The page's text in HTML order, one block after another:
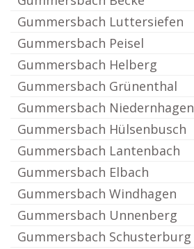
Gummersbach Luttersiefen
Gummersbach Peisel
Gummersbach Helberg
Gummersbach Grünenthal
Gummersbach Niedernhagen
Gummersbach Hülsenbusch
Gummersbach Lantenbach
Gummersbach Elbach
Gummersbach Windhagen
Gummersbach Unnenberg
Gummersbach Schusterburg